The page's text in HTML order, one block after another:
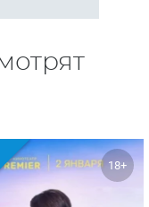
18+